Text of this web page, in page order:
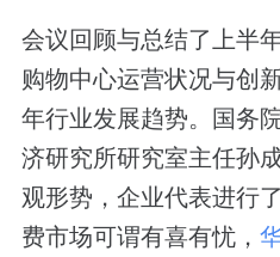
会议回顾与总结了上半
购物中心运营状况与创
年行业发展趋势。国务
济研究所研究室主任孙
观形势，企业代表进行
费市场可谓有喜有忧，